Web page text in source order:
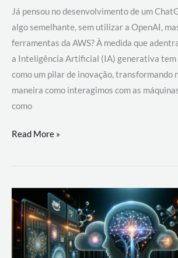
Já pensou no desenvolvimento de um
algo semelhante, sem utilizar a OpenAI,
ferramentas da AWS? À medida que
a Inteligência Artificial (IA) generativa tem
como um pilar de inovação, transformando
maneira como interagimos com as
como
Desenvolvimento
um
com
AWS
Read More »